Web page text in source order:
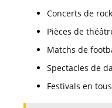
Concerts de
Pièces de
Matchs de
Spectacles de
Festivals en